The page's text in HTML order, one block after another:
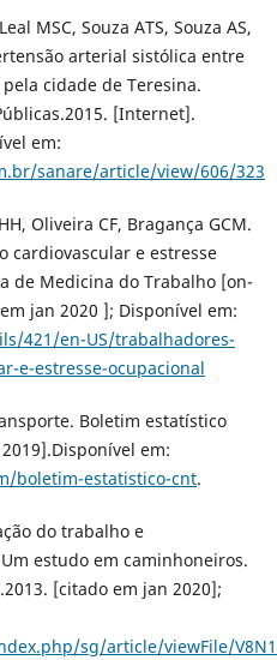
MSC, Souza ATS, Souza AS,
arterial sistólica entre
cidade de Teresina.
[Internet].
em:
sanare/article/view/606/323
Oliveira CF, Bragança GCM.
cardiovascular e estresse
de Medicina do Trabalho [on-
jan 2020 ]; Disponível em:
421/en-US/trabalhadores-
e-estresse-ocupacional
Boletim estatístico
em:
boletim-estatistico-cnt.
do trabalho e
estudo em caminhoneiros.
[citado em jan 2020];
sg/article/viewFile/